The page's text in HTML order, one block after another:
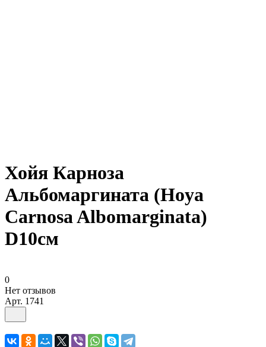
Хойя Карноза
Альбомаргината (Hoya
Carnosa Albomarginata)
D10см
0
Нет отзывов
Арт. 1741